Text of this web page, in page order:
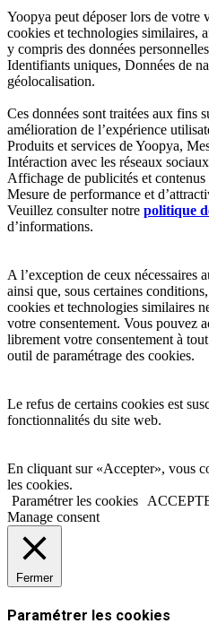
Yoopya peut déposer lors de votre
cookies et technologies similaires,
y compris des données
Identifiants uniques, Données de
géolocalisation.
Ces données sont traitées aux fins
amélioration de l’expérience
Produits et services de Yoopya,
Intéraction avec les réseaux
Affichage de publicités et
Mesure de performance et
Veuillez consulter notre politique
d’informations.
A l’exception de ceux nécessaires
ainsi que, sous certaines
cookies et technologies similaires
votre consentement. Vous pouvez
librement votre consentement à
outil de paramétrage des cookies.
Le refus de certains cookies est
fonctionnalités du site web.
En cliquant sur «Accepter», vous
les cookies.
Paramétrer les cookies
Manage consent
Fermer
Paramétrer les cookies